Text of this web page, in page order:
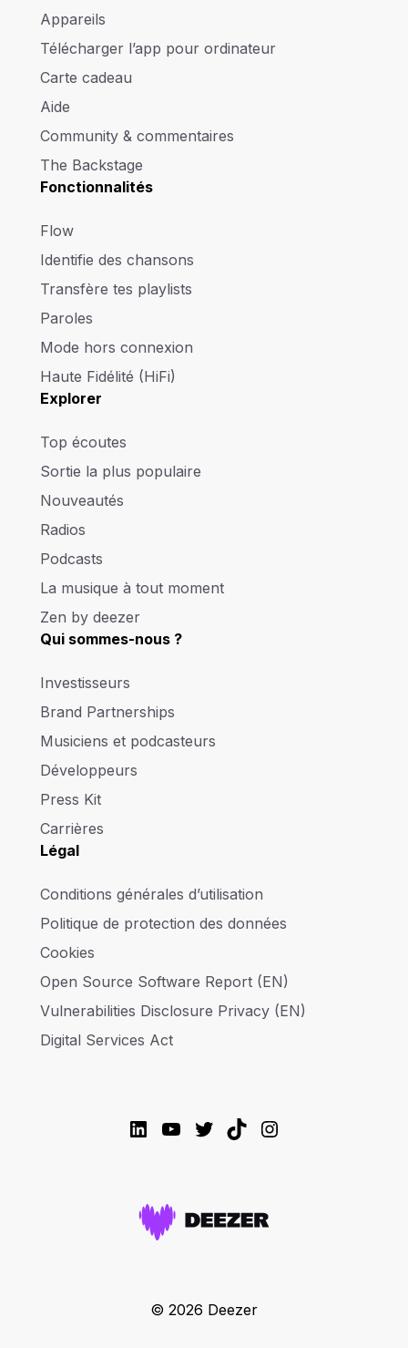
Appareils
Télécharger l’app pour ordinateur
Carte cadeau
Aide
Community & commentaires
The Backstage
Fonctionnalités
Flow
Identifie des chansons
Transfère tes playlists
Paroles
Mode hors connexion
Haute Fidélité (HiFi)
Explorer
Top écoutes
Sortie la plus populaire
Nouveautés
Radios
Podcasts
La musique à tout moment
Zen by deezer
Qui sommes-nous ?
Investisseurs
Brand Partnerships
Musiciens et podcasteurs
Développeurs
Press Kit
Carrières
Légal
Conditions générales d’utilisation
Politique de protection des données
Cookies
Open Source Software Report (EN)
Vulnerabilities Disclosure Privacy (EN)
Digital Services Act
LinkedIn
YouTube
Twitter
TikTokInstagram
© 2026 Deezer